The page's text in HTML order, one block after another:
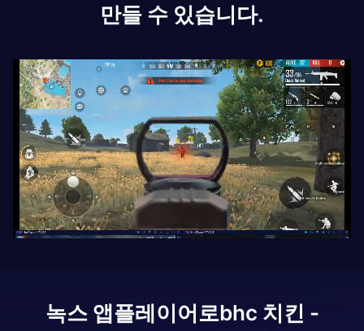
만들 수 있습니다.
녹스 앱플레이어로bhc 치킨 -